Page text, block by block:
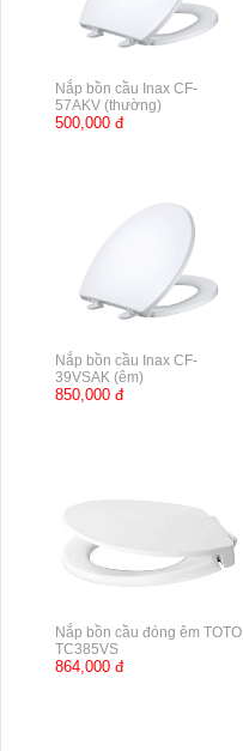
Nắp bồn cầu Inax CF-
57AKV (thường)
500,000 đ
Nắp bồn cầu Inax CF-
39VSAK (êm)
850,000 đ
Nắp bồn cầu đóng êm TOTO
TC385VS
864,000 đ